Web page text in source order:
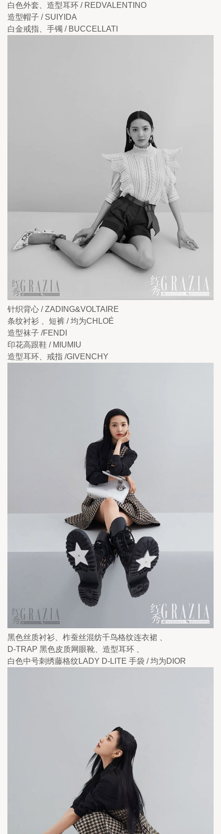
白色外套、造型耳环 / REDVALENTINO
造型帽子 / SUIYIDA
白金戒指、手镯 / BUCCELLATI
针织背心 / ZADING&VOLTAIRE
条纹衬衫 、短裤 / 均为CHLOÉ
造型袜子 /FENDI
印花高跟鞋 / MIUMIU
造型耳环、戒指 /GIVENCHY
黑色丝质衬衫、柞蚕丝混纺千鸟格纹连衣裙 、
D-TRAP 黑色皮质网眼靴、造型耳环 、
白色中号刺绣藤格纹LADY D-LITE 手袋 / 均为DIOR